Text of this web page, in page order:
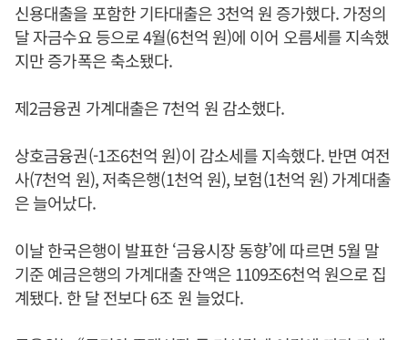
신용대출을 포함한 기타대출은 3천억 원 증가했다. 가정의
달 자금수요 등으로 4월(6천억 원)에 이어 오름세를 지속했
지만 증가폭은 축소됐다.
제2금융권 가계대출은 7천억 원 감소했다.
상호금융권(-1조6천억 원)이 감소세를 지속했다. 반면 여전
사(7천억 원), 저축은행(1천억 원), 보험(1천억 원) 가계대출
은 늘어났다.
이날 한국은행이 발표한 ‘금융시장 동향’에 따르면 5월 말
기준 예금은행의 가계대출 잔액은 1109조6천억 원으로 집
계됐다. 한 달 전보다 6조 원 늘었다.